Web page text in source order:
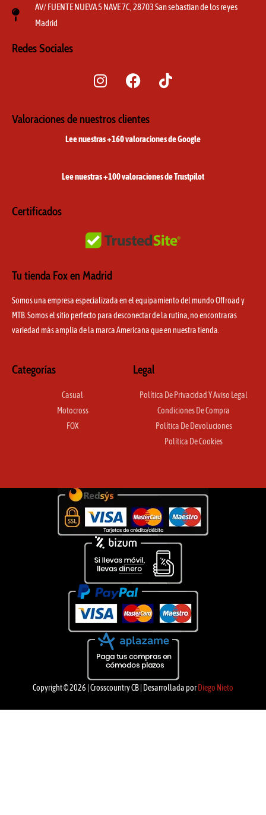
AV/ FUENTE NUEVA 5 NAVE 7C, 28703 San sebastian de los reyes
Madrid
Redes Sociales
I
n
t
g
a
F
a
e
b
o
k
T
i
o
k
Valoraciones de nuestros clientes
Lee nuestras +160 valoraciones de Google
Lee nuestras +100 valoraciones de Trustpilot
Certificados
Tu tienda Fox en Madrid
Somos una empresa especializada en el equipamiento del mundo Offroad y
MTB. Somos el sitio perfecto para desconectar de la rutina, no encontraras
variedad más amplia de la marca Americana que en nuestra tienda.
Categorías
Casual
Motocross
FOX
Legal
Política De Privacidad Y Aviso Legal
Condiciones De Compra
Política De Devoluciones
Política De Cookies
Copyright © 2026 | Crosscountry CB | Desarrollada porDiego Nieto